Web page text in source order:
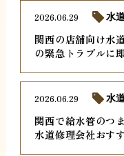
関西の店舗向け水
の緊急トラブルに
2026.06.29 水
関西で給水管のつ
水道修理会社おす
2026.06.29 水